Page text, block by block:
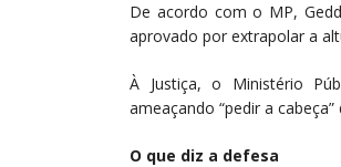
De acordo com o MP,
aprovado por extrapolar a
À Justiça, o Ministério
ameaçando “pedir a
O que diz a defesa